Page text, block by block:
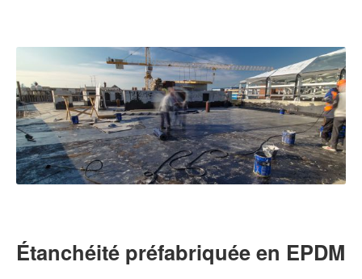
Étanchéité préfabriquée en EPDM